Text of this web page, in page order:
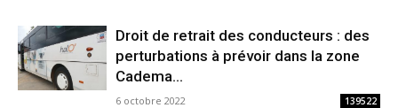
Droit de retrait des conducteurs : des
perturbations à prévoir dans la zone
Cadema...
6 octobre 2022 139522